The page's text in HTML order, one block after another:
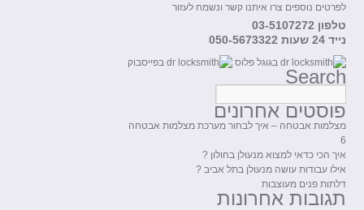
לפרטים נוספים צרו איתנו קשר ונשמח לעזור
טלפון 03-5107272
נייד 24 שעות 050-5673322
Search
פוסטים אחרונים
מצלמות אבטחה – איך לבחור מערכת מצלמות אבטחה
6
איך הכי כדאי למצוא מנעולן בחולון ?
אילו עבודות עושה מנעולן בתל אביב ?
דלתות פנים מעוצבות
תגובות אחרונות